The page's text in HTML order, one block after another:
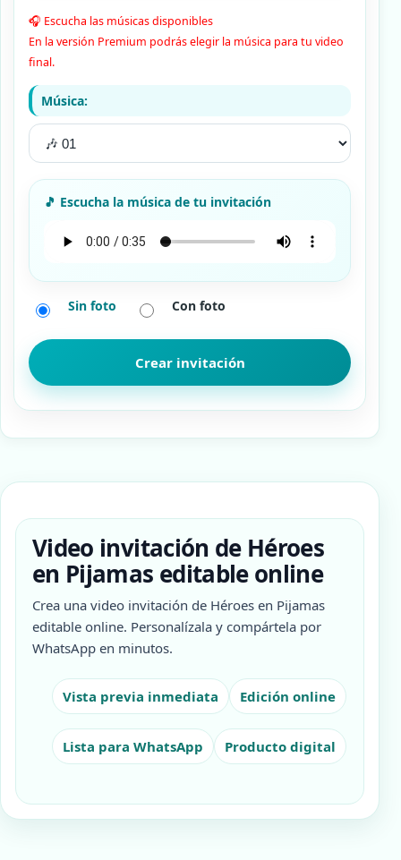
🎧 Escucha las músicas disponibles
En la versión Premium podrás elegir la música para tu video
final.
Música:
Sin foto Con foto
Video invitación de Héroes
en Pijamas editable online
Crea una video invitación de Héroes en Pijamas
editable online. Personalízala y compártela por
WhatsApp en minutos.
Vista previa inmediata Edición online
Lista para WhatsApp Producto digital